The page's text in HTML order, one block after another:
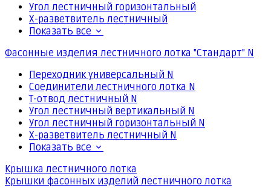
Угол лестничный горизонтальный
Х-разветвитель лестничный
Показать все
Фасонные изделия лестничного лотка "Стандарт" N
Переходник универсальный N
Соединители лестничного лотка N
Т-отвод лестничный N
Угол лестничный вертикальный N
Угол лестничный горизонтальный N
Х-разветвитель лестничный N
Показать все
Крышка лестничного лотка
Крышки фасонных изделий лестничного лотка